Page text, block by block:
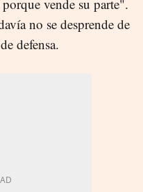
vende su parte".
no se desprende de
defensa.